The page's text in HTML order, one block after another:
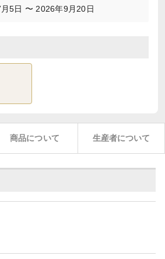
5日 〜 2026年9月20日
商品について 生産者について